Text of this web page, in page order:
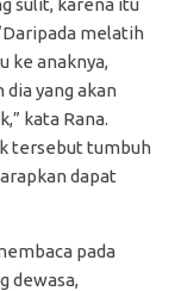
melatih
ke anaknya,
yang akan
kata Rana.
tersebut tumbuh
dapat
pada
dewasa,